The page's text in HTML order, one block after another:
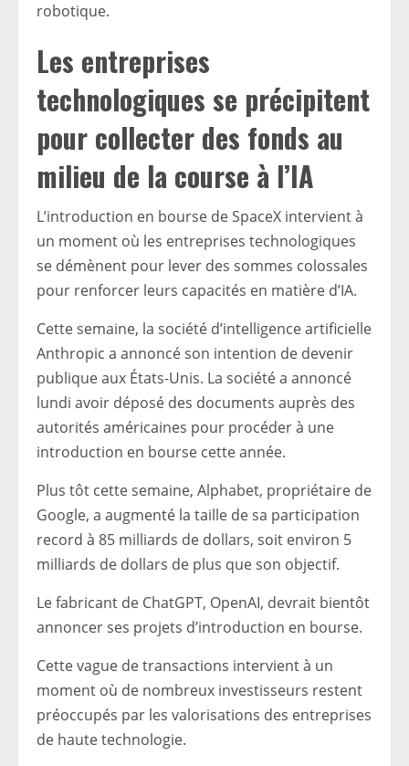
robotique.
Les entreprises
technologiques se précipitent
pour collecter des fonds au
milieu de la course à l’IA
L’introduction en bourse de SpaceX intervient à
un moment où les entreprises technologiques
se démènent pour lever des sommes colossales
pour renforcer leurs capacités en matière d’IA.
Cette semaine, la société d’intelligence artificielle
Anthropic a annoncé son intention de devenir
publique aux États-Unis. La société a annoncé
lundi avoir déposé des documents auprès des
autorités américaines pour procéder à une
introduction en bourse cette année.
Plus tôt cette semaine, Alphabet, propriétaire de
Google, a augmenté la taille de sa participation
record à 85 milliards de dollars, soit environ 5
milliards de dollars de plus que son objectif.
Le fabricant de ChatGPT, OpenAI, devrait bientôt
annoncer ses projets d’introduction en bourse.
Cette vague de transactions intervient à un
moment où de nombreux investisseurs restent
préoccupés par les valorisations des entreprises
de haute technologie.